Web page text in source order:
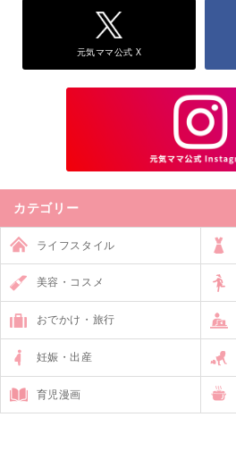
元気ママ公式 X
カテゴリー
ライフスタイル
美容・コスメ
おでかけ・旅行
妊娠・出産
育児漫画